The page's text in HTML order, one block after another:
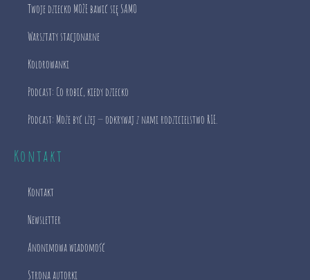
Twoje dziecko MOŻE bawić się SAMO
Warsztaty stacjonarne
Kolorowanki
Podcast: Co robić, kiedy dziecko
Podcast: Może być lżej — odkrywaj z nami rodzicielstwo RIE.
Kontakt
Kontakt
Newsletter
Anonimowa wiadomość
Strona autorki